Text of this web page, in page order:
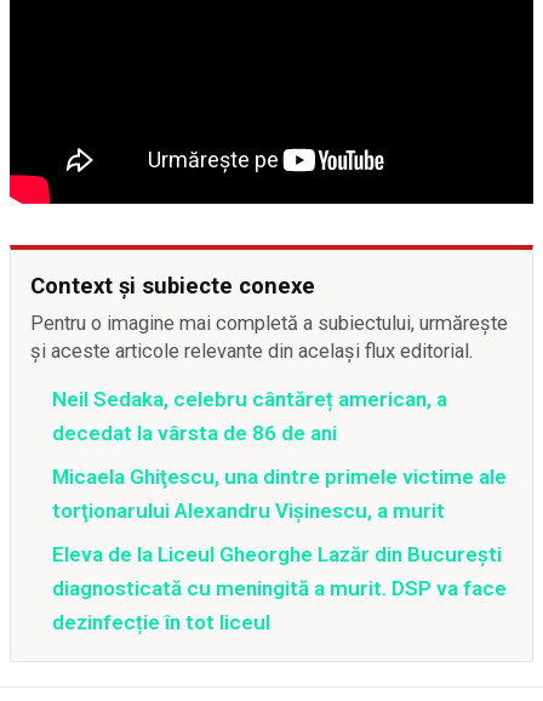
Context și subiecte conexe
Pentru o imagine mai completă a subiectului, urmărește
și aceste articole relevante din același flux editorial.
Neil Sedaka, celebru cântăreț american, a
decedat la vârsta de 86 de ani
Micaela Ghiţescu, una dintre primele victime ale
torţionarului Alexandru Vişinescu, a murit
Eleva de la Liceul Gheorghe Lazăr din București
diagnosticată cu meningită a murit. DSP va face
dezinfecție în tot liceul